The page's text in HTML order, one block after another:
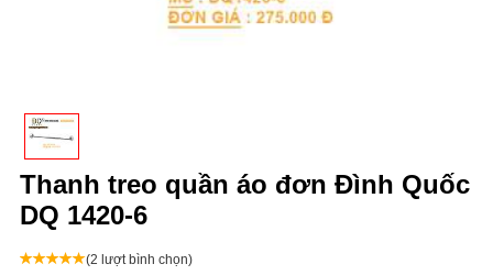
Thanh treo quần áo đơn Đình Quốc
DQ 1420-6
(2 lượt bình chọn)